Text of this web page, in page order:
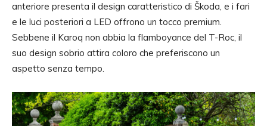
anteriore presenta il design caratteristico di Škoda, e i fari
e le luci posteriori a LED offrono un tocco premium.
Sebbene il Karoq non abbia la flamboyance del T-Roc, il
suo design sobrio attira coloro che preferiscono un
aspetto senza tempo.